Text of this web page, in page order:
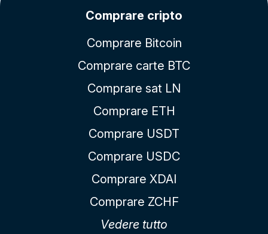
Comprare cripto
Comprare Bitcoin
Comprare carte BTC
Comprare sat LN
Comprare ETH
Comprare USDT
Comprare USDC
Comprare XDAI
Comprare ZCHF
Vedere tutto